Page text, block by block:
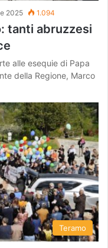
2025 1.094
tanti abruzzesi
alle esequie di Papa
della Regione, Marco
Teramo